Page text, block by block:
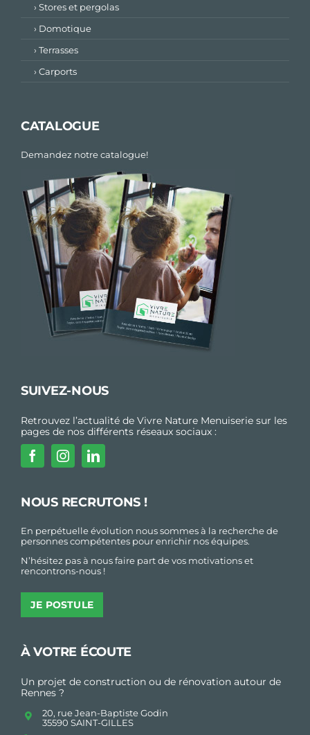
› Stores et pergolas
› Domotique
› Terrasses
› Carports
CATALOGUE
Demandez notre catalogue!
SUIVEZ-NOUS
Retrouvez l’actualité de Vivre Nature Menuiserie sur les
pages de nos différents réseaux sociaux :
NOUS RECRUTONS !
En perpétuelle évolution nous sommes à la recherche de
personnes compétentes pour enrichir nos équipes.
N’hésitez pas à nous faire part de vos motivations et
rencontrons-nous !
JE POSTULE
À VOTRE ÉCOUTE
Un projet de construction ou de rénovation autour de
Rennes ?
20, rue Jean-Baptiste Godin
35590 SAINT-GILLES